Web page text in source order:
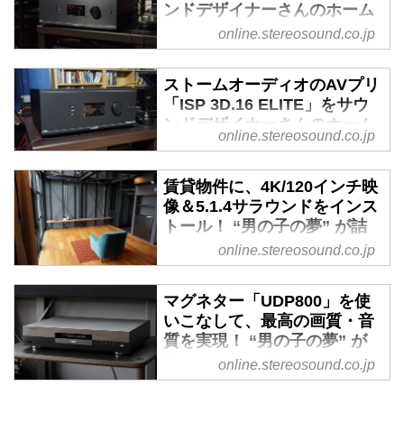
ンドデザイナーさんのホーム
シアターに持ち込んでみた。
プロ機のような音場再現は、
実に希有な体験だ（前） -
Stereo Sound ONLINE
この8月に日本上陸を果したスト
ームオーディオ（フランス）のイ
ールAVセンターISP 3D.16
ELITE。本誌でその存在を知り
「ぜひ一度その音を聴いてみた
い」と編集部に連絡してこられた
のが、長年の愛読者である蝦名恭
範さん。そのリクエストにお応え
すべく酷暑の7月中旬、蝦名シア
ターに本機を携え訪問すること
に。さて、ISP 3D〜はいったいど
んな音を響かせてくれるだろう
online.stereosound.co.jp
ストームオーディオのAVプリ
「ISP 3D.16 ELITE」をサウ
ンドデザイナーさんのホーム
シアターに持ち込んでみた。
入ってしまい……なんと！
（後） - Stereo Sound
ONLINE
サウンドデザイナーにして熱心な
のリクエストで、ストームオーデ
ィオのコントロールAVセンタ
ー、ISP 3D.16 ELITEをご自身の
ホームシアターで体験していただ
いた。前編では導入からセッティ
online.stereosound.co.jp
賃貸物件に、4K/120インチ映
像＆5.1.4サラウンドをインス
トール！ “男の子の夢” が詰
まった、ガレージシアターが
できるまで（前） - Stereo
Sound ONLINE
「車」や「オーディオ＆ホームシ
アター」は、昭和の時代から “男
の子の夢” として絶大な人気を誇
ってきた。最近はそれら趣味の世
online.stereosound.co.jp
マグネター「UDP800」を使
いこなして、最高の画質・音
質を実現！ “男の子の夢” が
詰まった、ガレージシアター
ができるまで（後） - Stereo
online.stereosound.co.jp